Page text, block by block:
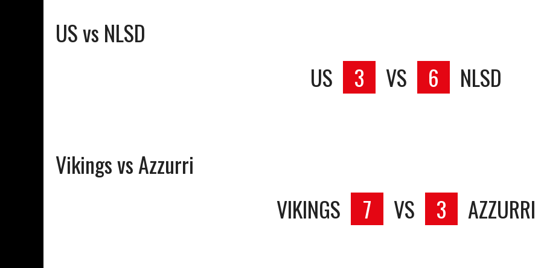
US vs NLSD
US
3 VS 6 NLSD
Vikings vs Azzurri
VIKINGS
7 VS 3 AZZURRI